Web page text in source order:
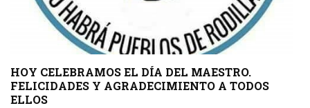
HOY CELEBRAMOS EL DÍA DEL MAESTRO.
FELICIDADES Y AGRADECIMIENTO A TODOS
ELLOS